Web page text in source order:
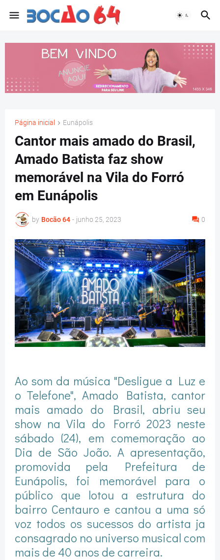
Página inicial Eunápolis
Cantor mais amado do Brasil,
Amado Batista faz show
memorável na Vila do Forró
em Eunápolis
by Bocão 64 - junho 25, 2023 0
Ao som da música "Desligue a Luz e
o Telefone", Amado Batista, cantor
mais amado do Brasil, abriu seu
show na Vila do Forró 2023 neste
sábado (24), em comemoração ao
Dia de São João. A apresentação,
promovida pela Prefeitura de
Eunápolis, foi memorável para o
público que lotou a estrutura do
bairro Centauro e cantou a uma só
voz todos os sucessos do artista ja
consagrado no universo musical com
mais de 40 anos de carreira.